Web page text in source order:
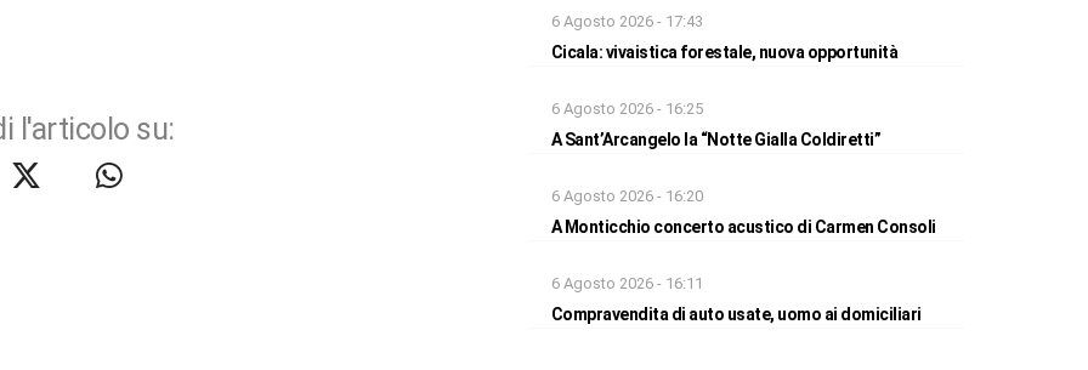
l'articolo su:
6 Agosto 2026 - 17:43
Cicala: vivaistica forestale, nuova opportunità
6 Agosto 2026 - 16:25
A Sant’Arcangelo la “Notte Gialla Coldiretti”
6 Agosto 2026 - 16:20
A Monticchio concerto acustico di Carmen Consoli
6 Agosto 2026 - 16:11
Compravendita di auto usate, uomo ai domiciliari